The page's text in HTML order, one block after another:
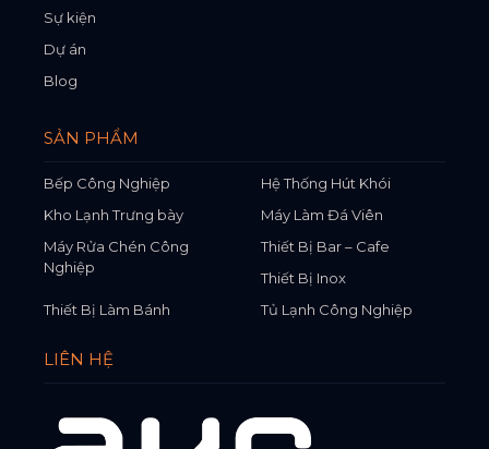
Sự kiện
Dự án
Blog
SẢN PHẨM
Bếp Công Nghiệp
Hệ Thống Hút Khói
Kho Lạnh Trưng bày
Máy Làm Đá Viên
Máy Rửa Chén Công
Nghiệp
Thiết Bị Bar – Cafe
Thiết Bị Inox
Thiết Bị Làm Bánh
Tủ Lạnh Công Nghiệp
LIÊN HỆ